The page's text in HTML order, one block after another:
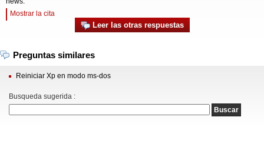
Mostrar la cita
Leer las otras respuestas
Preguntas similares
Reiniciar Xp en modo ms-dos
Busqueda sugerida :